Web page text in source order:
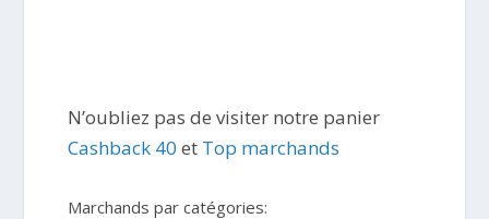
N’oubliez pas de visiter notre panier
Cashback 40 et Top marchands
Marchands par catégories: